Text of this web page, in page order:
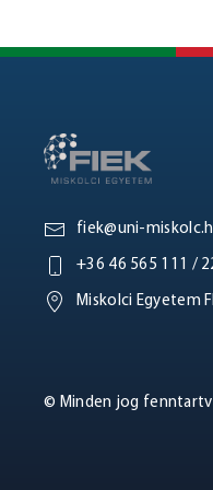
fiek@uni-
+36 46 565 111 /
Miskolci Egyetem
© Minden jog